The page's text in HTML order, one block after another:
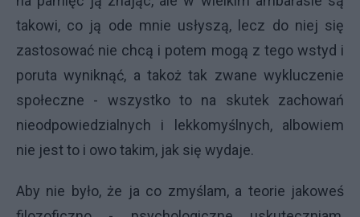
takowi, co ją ode mnie usłyszą, lecz do niej się
zastosować nie chcą i potem mogą z tego wstyd i
poruta wyniknąć, a takoż tak zwane wykluczenie
społeczne - wszystko to na skutek zachowań
nieodpowiedzialnych i lekkomyślnych, albowiem
nie jest to i owo takim, jak się wydaje.
Aby nie było, że ja co zmyślam, a teorie jakoweś